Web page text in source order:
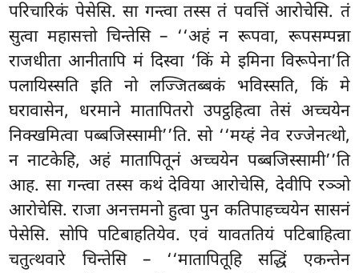
परिचारिकं पेसेसि. सा गन्त्वा तस्स तं पवत्तिं आरोचेसि. तं
सुत्वा महासत्तो चिन्तेसि – ‘‘अहं न रूपवा, रूपसम्पन्ना
राजधीता आनीतापि मं दिस्वा ‘किं मे इमिना विरूपेना’ति
पलायिस्सति इति नो लज्जितब्बकं भविस्सति, किं मे
घरावासेन, धरमाने मातापितरो उपट्ठहित्वा तेसं अच्चयेन
निक्खमित्वा पब्बजिस्सामी’’ति. सो ‘‘मय्हं नेव रज्जेनत्थो,
न नाटकेहि, अहं मातापितूनं अच्चयेन पब्बजिस्सामी’’ति
आह. सा गन्त्वा तस्स कथं देविया आरोचेसि, देवीपि रञ्ञो
आरोचेसि. राजा अनत्तमनो हुत्वा पुन कतिपाहच्चयेन सासनं
पेसेसि. सोपि पटिबाहतियेव. एवं यावततियं पटिबाहित्वा
चतुत्थवारे चिन्तेसि – ‘‘मातापितूहि सद्धिं एकन्तेन